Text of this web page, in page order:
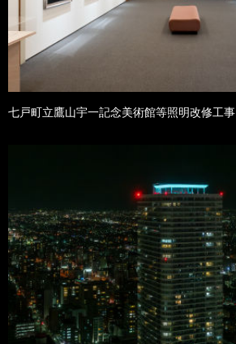
七戸町立鷹山宇一記念美術館等照明改修工事